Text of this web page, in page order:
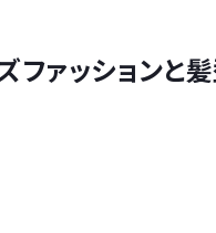
ファッションと